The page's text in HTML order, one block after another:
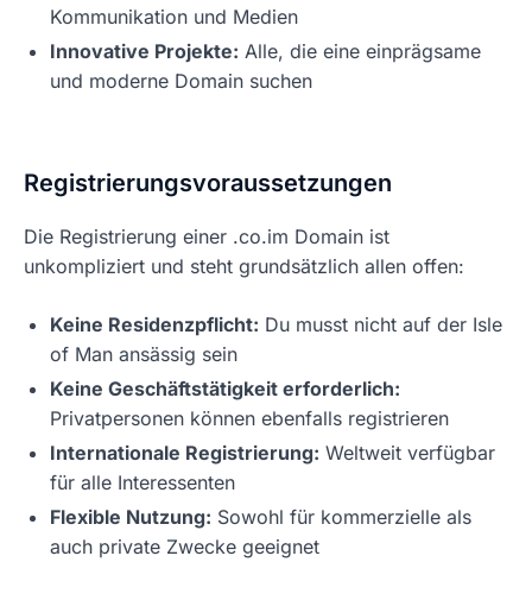
Kommunikation und Medien
Innovative Projekte: Alle, die eine einprägsame
und moderne Domain suchen
Registrierungsvoraussetzungen
Die Registrierung einer .co.im Domain ist
unkompliziert und steht grundsätzlich allen offen:
Keine Residenzpflicht: Du musst nicht auf der Isle
of Man ansässig sein
Keine Geschäftstätigkeit erforderlich:
Privatpersonen können ebenfalls registrieren
Internationale Registrierung: Weltweit verfügbar
für alle Interessenten
Flexible Nutzung: Sowohl für kommerzielle als
auch private Zwecke geeignet